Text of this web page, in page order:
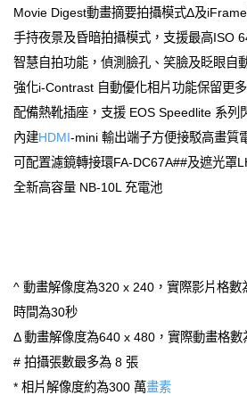
Movie Digest動畫摘要拍攝模式Δ及
手持夜景及昏暗拍攝模式，支援最高ISO
智慧自拍功能，偵測臉孔、笑臉及眨眼自
強化i-Contrast 自動優化相片功能保留更
配備熱靴插座，支援 EOS Speedlite 系列
內建HDMI-mini 輸出端子方便接駁高畫質
可配置濾鏡轉接環FA-DC67A##及遮光罩
全新高容量 NB-10L 充電池
^ 動畫解像度為320 x 240，實際影片格
時間為30秒
Δ 動畫解像度為640 x 480，實際動畫格數
# 拍攝張數最多為 8 張
* 相片解像度約為300 萬畫素